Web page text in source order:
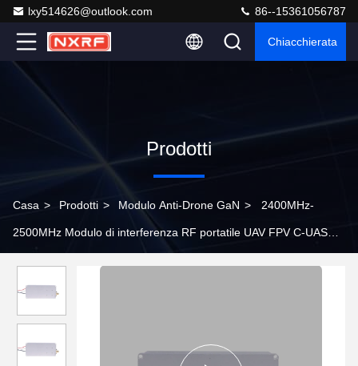
lxy514626@outlook.com 86--15361056787
Chiacchierata
Prodotti
Casa > Prodotti > Modulo Anti-Drone GaN > 2400MHz-
2500MHz Modulo di interferenza RF portatile UAV FPV C-UAS